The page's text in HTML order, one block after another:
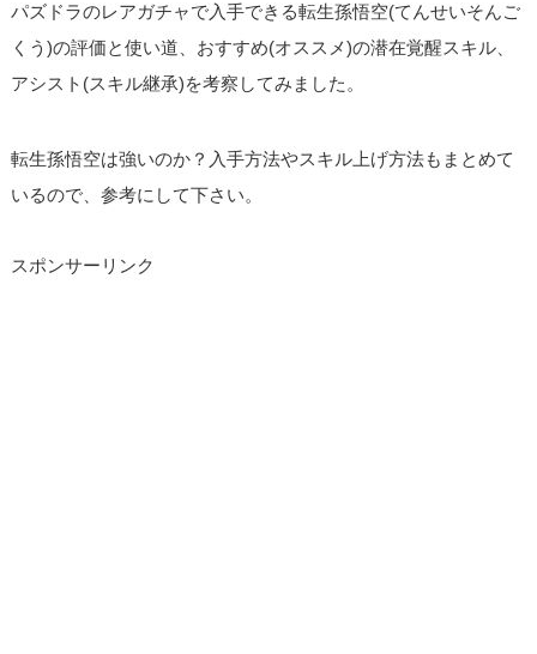
パズドラのレアガチャで入手できる転生孫悟空(てんせいそんご
くう)の評価と使い道、おすすめ(オススメ)の潜在覚醒スキル、
アシスト(スキル継承)を考察してみました。
転生孫悟空は強いのか？入手方法やスキル上げ方法もまとめて
いるので、参考にして下さい。
スポンサーリンク